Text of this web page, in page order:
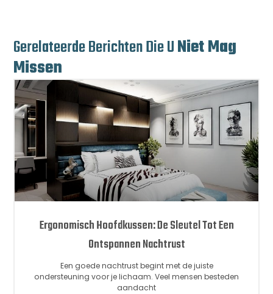
Gerelateerde Berichten Die UNiet Mag
Missen
Ergonomisch Hoofdkussen: De Sleutel Tot Een
Ontspannen Nachtrust
Een goede nachtrust begint met de juiste
ondersteuning voor je lichaam. Veel mensen besteden
aandacht